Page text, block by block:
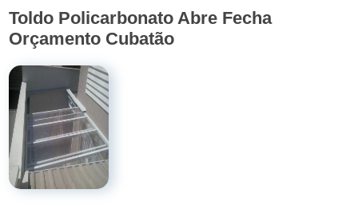
Toldo Policarbonato Abre Fecha
Orçamento Cubatão